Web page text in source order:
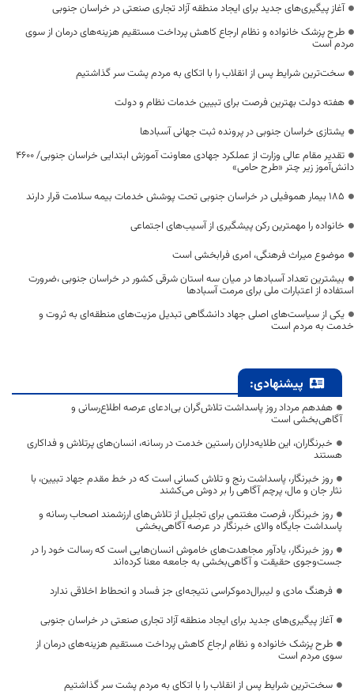
آغاز پیگیری‌های جدید برای ایجاد منطقه آزاد تجاری صنعتی در خراسان جنوبی
طرح پزشک خانواده و نظام ارجاع کاهش پرداخت مستقیم هزینه‌های درمان از سوی
مردم است
سخت‌ترین شرایط پس از انقلاب را با اتکای به مردم پشت سر گذاشتیم
هفته دولت بهترین فرصت برای تبیین خدمات نظام و دولت
یشتازی خراسان جنوبی در پرونده ثبت جهانی آسبادها
تقدیر مقام عالی وزارت از عملکرد جهادی معاونت آموزش ابتدایی خراسان جنوبی/ ۴۶۰۰
دانش‌آموز زیر چتر «طرح حامی»
۱۸۵ بیمار هموفیلی در خراسان جنوبی تحت پوشش خدمات بیمه سلامت قرار دارند
خانواده را مهمترین رکن پیشگیری از آسیب‌های اجتماعی
موضوع میراث فرهنگی، امری فرابخشی است
بیشترین تعداد آسبادها در میان سه استان شرقی کشور در خراسان جنوبی ،ضرورت
استفاده از اعتبارات ملی برای مرمت آسبادها
یکی از سیاست‌های اصلی جهاد دانشگاهی تبدیل مزیت‌های منطقه‌ای به ثروت و
خدمت به مردم است
پیشنهادی:
هفدهم مرداد روز پاسداشت تلاش‌گران بی‌ادعای عرصه اطلاع‌رسانی و
آگاهی‌بخشی است
خبرنگاران، این طلایه‌داران راستین خدمت در رسانه، انسان‌های پرتلاش و فداکاری
هستند
روز خبرنگار، پاسداشت رنج و تلاش کسانی است که در خط مقدم جهاد تبیین، با
نثار جان و مال، پرچم آگاهی را بر دوش می‌کشند
روز خبرنگار، فرصت مغتنمی برای تجلیل از تلاش‌های ارزشمند اصحاب رسانه و
پاسداشت جایگاه والای خبرنگار در عرصه آگاهی‌بخشی
روز خبرنگار، یادآور مجاهدت‌های خاموش انسان‌هایی است که رسالت خود را در
جست‌وجوی حقیقت و آگاهی‌بخشی به جامعه معنا کرده‌اند
فرهنگ مادی و لیبرال‌دموکراسی نتیجه‌ای جز فساد و انحطاط اخلاقی ندارد
آغاز پیگیری‌های جدید برای ایجاد منطقه آزاد تجاری صنعتی در خراسان جنوبی
طرح پزشک خانواده و نظام ارجاع کاهش پرداخت مستقیم هزینه‌های درمان از
سوی مردم است
سخت‌ترین شرایط پس از انقلاب را با اتکای به مردم پشت سر گذاشتیم